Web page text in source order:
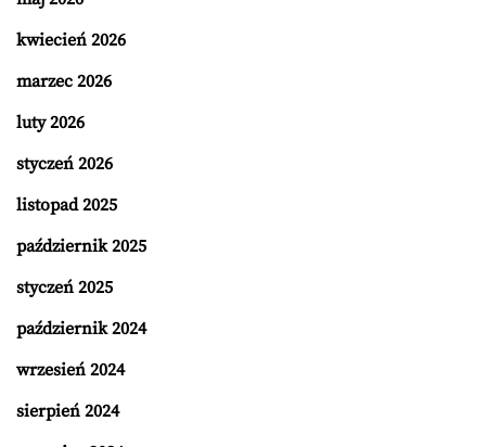
kwiecień 2026
marzec 2026
luty 2026
styczeń 2026
listopad 2025
październik 2025
styczeń 2025
październik 2024
wrzesień 2024
sierpień 2024